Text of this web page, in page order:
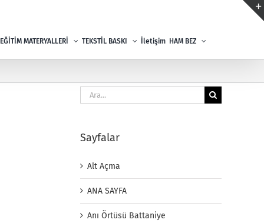
EĞİTİM MATERYALLERİ TEKSTİL BASKI İletişim HAM BEZ
Ara:
Sayfalar
Alt Açma
ANA SAYFA
Anı Örtüsü Battaniye